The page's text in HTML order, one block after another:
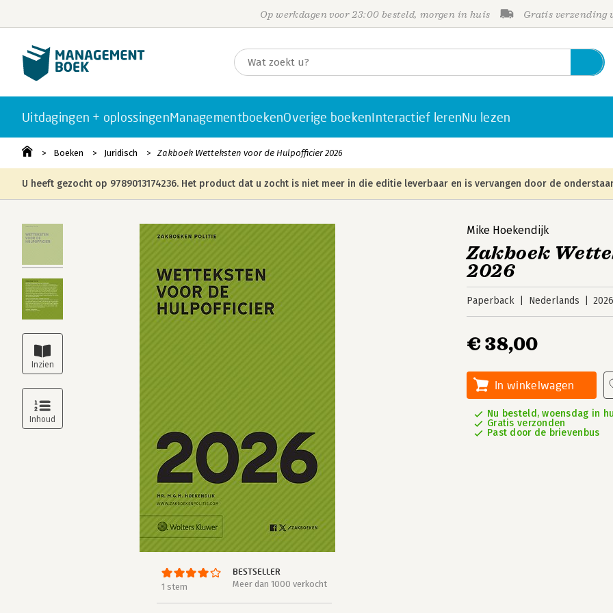
Op werkdagen voor 23:00 besteld, morgen in huis Gratis verzending
Uitdagingen + oplossingenManagementboekenOverige boekenInteractief lerenNu lezen
Boeken Juridisch Zakboek Wetteksten voor de Hulpofficier 2026
U heeft gezocht op 9789013174236. Het product dat u zocht is niet meer in die editie leverbaar en is vervangen door de
1 stem
BESTSELLER
Meer dan 1000 verkocht
Mike Hoekendijk
Zakboek
2026
Paperback Nederlands
€ 38,00
In winkelwagen
Nu besteld, woensdag in
Gratis verzonden
Past door de brievenbus